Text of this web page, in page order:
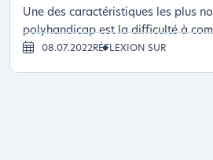
Une des caractéristiques les plus
polyhandicap est la difficulté à
08.07.2022RÉFLEXION SUR